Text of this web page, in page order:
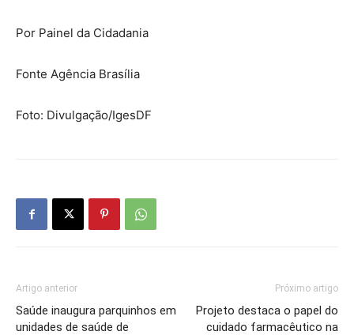
Por Painel da Cidadania
Fonte Agência Brasília
Foto: Divulgação/IgesDF
Artigo anterior
Saúde inaugura parquinhos em
unidades de saúde de
Próximo artigo
Projeto destaca o papel do
cuidado farmacêutico na